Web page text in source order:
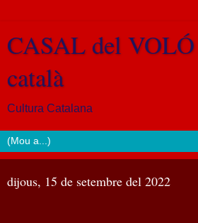
CASAL del VOLÓ
català
Cultura Catalana
dijous, 15 de setembre del 2022